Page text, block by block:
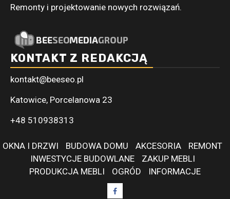
Remonty i projektowanie nowych rozwiązań.
KONTAKT Z REDAKCJĄ
kontakt@beeseo.pl
Katowice, Porcelanowa 23
+48 510938313
OKNA I DRZWI BUDOWA DOMU AKCESORIA
REMONT
INWESTYCJE BUDOWLANE
ZAKUP MEBLI
PRODUKCJA MEBLI
OGRÓD INFORMACJE
Facebook